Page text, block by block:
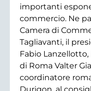
importanti
commercio. Ne
Camera di
Tagliavanti, il
Fabio
di Roma Valter
coordinatore
Durigon, al